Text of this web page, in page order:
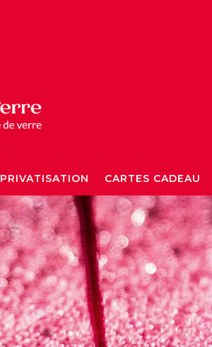
PRIVATISATION CARTES CADEAU